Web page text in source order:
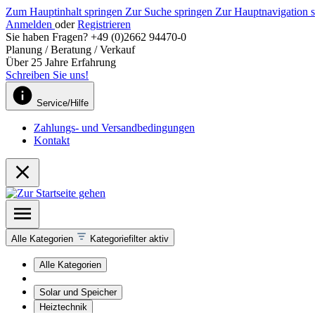
Zum Hauptinhalt springen Zur Suche springen Zur Hauptnavigation
Anmelden oder Registrieren
Sie haben Fragen? +49 (0)2662 94470-0
Planung / Beratung / Verkauf
Über 25 Jahre Erfahrung
Schreiben Sie uns!
Service/Hilfe
Zahlungs- und Versandbedingungen
Kontakt
Alle Kategorien Kategoriefilter aktiv
Alle Kategorien
Solar und Speicher
Heiztechnik